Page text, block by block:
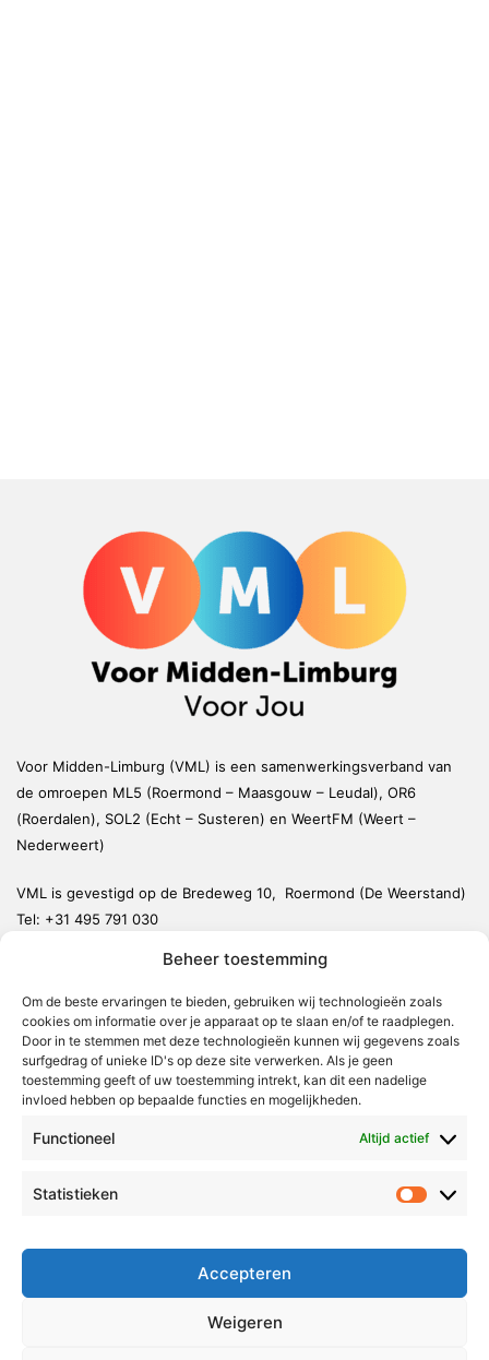
Beheer toestemming
Om de beste ervaringen te bieden, gebruiken wij technologieën zoals
cookies om informatie over je apparaat op te slaan en/of te raadplegen.
Door in te stemmen met deze technologieën kunnen wij gegevens zoals
surfgedrag of unieke ID's op deze site verwerken. Als je geen
toestemming geeft of uw toestemming intrekt, kan dit een nadelige
invloed hebben op bepaalde functies en mogelijkheden.
Functioneel Altijd actief
Statistieken
Accepteren
Weigeren
Voor Midden-Limburg (VML) is een samenwerkingsverband van
de omroepen ML5 (Roermond – Maasgouw – Leudal), OR6
(Roerdalen), SOL2 (Echt – Susteren) en WeertFM (Weert –
Nederweert)
VML is gevestigd op de Bredeweg 10, Roermond (De Weerstand)
Tel: +31 495 791 030
Weert
Nederweert
Leudal
Maasgouw
Echt-Susteren
Roermond
Radio & TV